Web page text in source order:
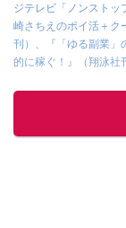
ジテレビ「ノンストッ
崎さちえのポイ活＋ク
刊） 、
『「ゆる副業
的に稼ぐ！』（翔泳社
■経歴：2003年、夫が
給料が０円になり、
に目をつける。しかし